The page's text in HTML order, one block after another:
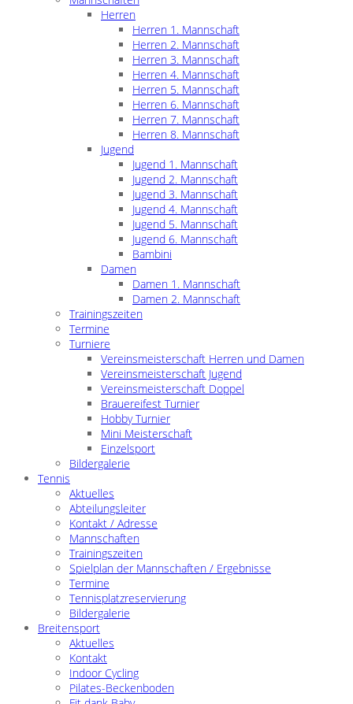
Herren
Herren 1. Mannschaft
Herren 2. Mannschaft
Herren 3. Mannschaft
Herren 4. Mannschaft
Herren 5. Mannschaft
Herren 6. Mannschaft
Herren 7. Mannschaft
Herren 8. Mannschaft
Jugend
Jugend 1. Mannschaft
Jugend 2. Mannschaft
Jugend 3. Mannschaft
Jugend 4. Mannschaft
Jugend 5. Mannschaft
Jugend 6. Mannschaft
Bambini
Damen
Damen 1. Mannschaft
Damen 2. Mannschaft
Trainingszeiten
Termine
Turniere
Vereinsmeisterschaft Herren und Damen
Vereinsmeisterschaft Jugend
Vereinsmeisterschaft Doppel
Brauereifest Turnier
Hobby Turnier
Mini Meisterschaft
Einzelsport
Bildergalerie
Tennis
Aktuelles
Abteilungsleiter
Kontakt / Adresse
Mannschaften
Trainingszeiten
Spielplan der Mannschaften / Ergebnisse
Termine
Tennisplatzreservierung
Bildergalerie
Breitensport
Aktuelles
Kontakt
Indoor Cycling
Pilates-Beckenboden